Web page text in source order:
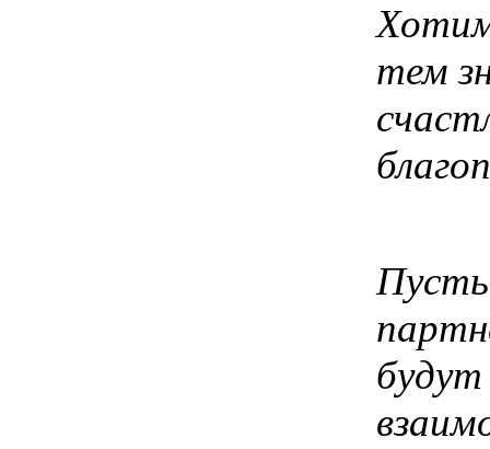
тем